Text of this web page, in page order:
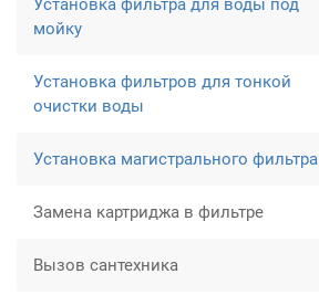
Установка фильтра для воды под
мойку
Установка фильтров для тонкой
очистки воды
Установка магистрального фильтра
Замена картриджа в фильтре
Вызов сантехника